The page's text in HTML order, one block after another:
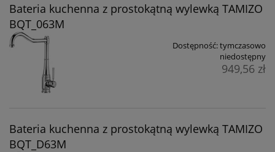
Bateria kuchenna z prostokątną wylewką TAMIZO
BQT_063M
Dostępność:tymczasowo
niedostępny
949,56 zł
Bateria kuchenna z prostokątną wylewką TAMIZO
BQT_D63M